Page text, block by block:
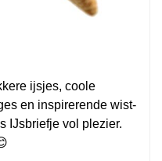
ijsjes, coole
en inspirerende wist-
IJsbriefje vol plezier.